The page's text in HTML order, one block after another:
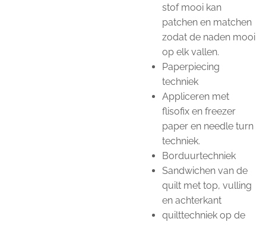
stof mooi kan
patchen en matchen
zodat de naden mooi
op elk vallen.
Paperpiecing
techniek
Appliceren met
flisofix en freezer
paper en needle turn
techniek.
Borduurtechniek
Sandwichen van de
quilt met top, vulling
en achterkant
quilttechniek op de